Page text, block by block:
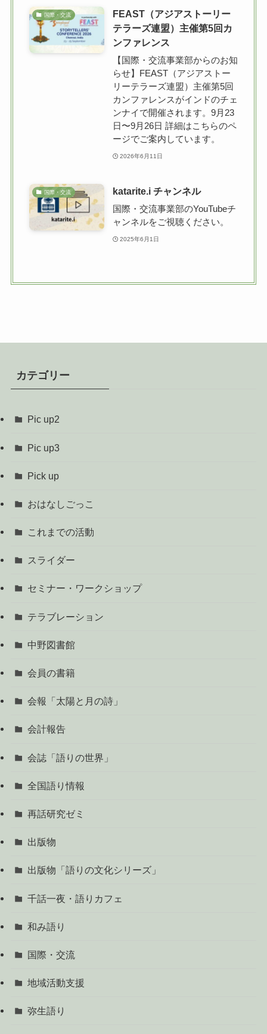
国際・交流
FEAST（アジアストーリー
テラーズ連盟）主催第5回カ
ンファレンス
【国際・交流事業部からのお知
らせ】FEAST（アジアストー
リーテラーズ連盟）主催第5回
カンファレンスがインドのチェ
ンナイで開催されます。9月23
日〜9月26日 詳細はこちらのペ
ージでご案内しています。
2026年6月11日
国際・交流 katarite.i チャンネル
国際・交流事業部のYouTubeチ
ャンネルをご視聴ください。
2025年6月1日
カテゴリー
Pic up2
Pic up3
Pick up
おはなしごっこ
これまでの活動
スライダー
セミナー・ワークショップ
テラブレーション
中野図書館
会員の書籍
会報「太陽と月の詩」
会計報告
会誌「語りの世界」
全国語り情報
再話研究ゼミ
出版物
出版物「語りの文化シリーズ」
千話一夜・語りカフェ
和み語り
国際・交流
地域活動支援
弥生語り